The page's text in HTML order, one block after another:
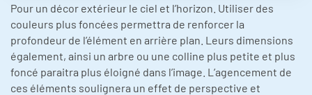
Pour un décor extérieur le ciel et l’horizon. Utiliser des
couleurs plus foncées permettra de renforcer la
profondeur de l’élément en arrière plan. Leurs dimensions
également, ainsi un arbre ou une colline plus petite et plus
foncé paraitra plus éloigné dans l’image. L’agencement de
ces éléments soulignera un effet de perspective et